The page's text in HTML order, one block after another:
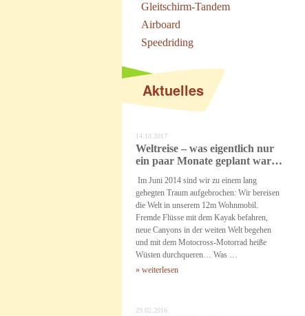
Gleitschirm-Tandem
Airboard
Speedriding
Aktuelles
14.10.2017
Weltreise – was eigentlich nur
ein paar Monate geplant war…
Im Juni 2014 sind wir zu einem lang
gehegten Traum aufgebrochen: Wir bereisen
die Welt in unserem 12m Wohnmobil.
Fremde Flüsse mit dem Kayak befahren,
neue Canyons in der weiten Welt begehen
und mit dem Motocross-Motorrad heiße
Wüsten durchqueren… Was …
» weiterlesen
29.02.2016